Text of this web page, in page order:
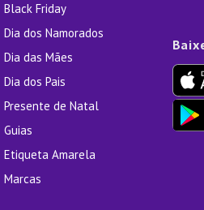
Black Friday
Dia dos Namorados
Dia das Mães
Dia dos Pais
Presente de Natal
Guias
Etiqueta Amarela
Marcas